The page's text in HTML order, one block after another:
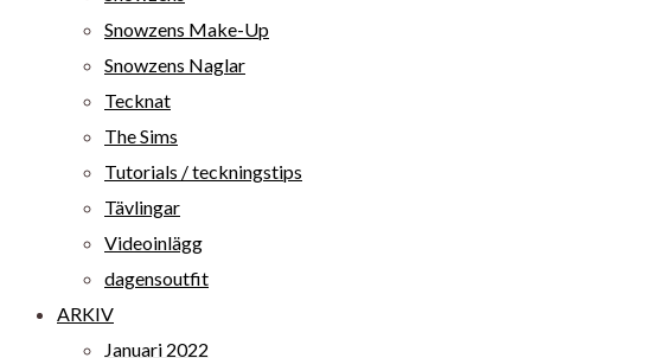
Snowzens Make-Up
Snowzens Naglar
Tecknat
The Sims
Tutorials / teckningstips
Tävlingar
Videoinlägg
dagensoutfit
ARKIV
Januari 2022